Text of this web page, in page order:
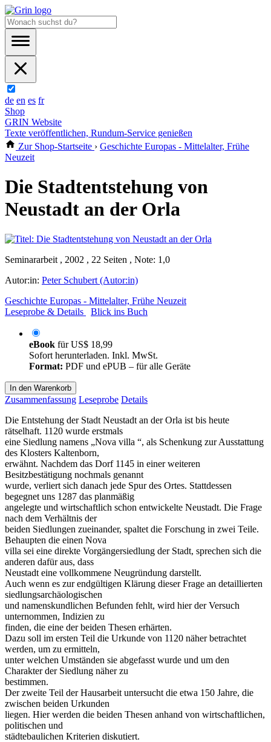
de en es fr
Shop
GRIN Website
Texte veröffentlichen, Rundum-Service genießen
Zur Shop-Startseite › Geschichte Europas - Mittelalter, Frühe
Neuzeit
Die Stadtentstehung von
Neustadt an der Orla
Seminararbeit , 2002 , 22 Seiten , Note: 1,0
Autor:in: Peter Schubert (Autor:in)
Geschichte Europas - Mittelalter, Frühe Neuzeit
Leseprobe & Details
Blick ins Buch
eBook fürUS$ 18,99
Sofort herunterladen. Inkl. MwSt.
Format: PDF und ePUB – für alle Geräte
In den Warenkorb
Zusammenfassung Leseprobe Details
Die Entstehung der Stadt Neustadt an der Orla ist bis heute
rätselhaft. 1120 wurde erstmals
eine Siedlung namens „Nova villa “, als Schenkung zur Ausstattung
des Klosters Kaltenborn,
erwähnt. Nachdem das Dorf 1145 in einer weiteren
Besitzbestätigung nochmals genannt
wurde, verliert sich danach jede Spur des Ortes. Stattdessen
begegnet uns 1287 das planmäßig
angelegte und wirtschaftlich schon entwickelte Neustadt. Die Frage
nach dem Verhältnis der
beiden Siedlungen zueinander, spaltet die Forschung in zwei Teile.
Behaupten die einen Nova
villa sei eine direkte Vorgängersiedlung der Stadt, sprechen sich die
anderen dafür aus, dass
Neustadt eine vollkommene Neugründung darstellt.
Auch wenn es zur endgültigen Klärung dieser Frage an detaillierten
siedlungsarchäologischen
und namenskundlichen Befunden fehlt, wird hier der Versuch
unternommen, Indizien zu
finden, die eine der beiden Thesen erhärten.
Dazu soll im ersten Teil die Urkunde von 1120 näher betrachtet
werden, um zu ermitteln,
unter welchen Umständen sie abgefasst wurde und um den
Charakter der Siedlung näher zu
bestimmen.
Der zweite Teil der Hausarbeit untersucht die etwa 150 Jahre, die
zwischen beiden Urkunden
liegen. Hier werden die beiden Thesen anhand von wirtschaftlichen,
politischen und
städtebaulichen Kriterien diskutiert.